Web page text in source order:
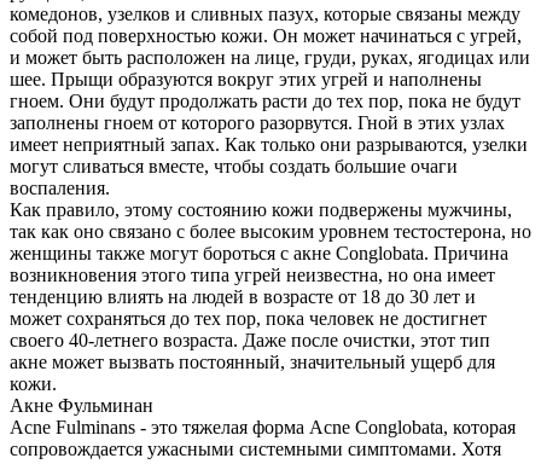
комедонов, узелков и сливных пазух, которые связаны между
собой под поверхностью кожи. Он может начинаться с угрей,
и может быть расположен на лице, груди, руках, ягодицах или
шее. Прыщи образуются вокруг этих угрей и наполнены
гноем. Они будут продолжать расти до тех пор, пока не будут
заполнены гноем от которого разорвутся. Гной в этих узлах
имеет неприятный запах. Как только они разрываются, узелки
могут сливаться вместе, чтобы создать большие очаги
воспаления.
Как правило, этому состоянию кожи подвержены мужчины,
так как оно связано с более высоким уровнем тестостерона, но
женщины также могут бороться с акне Conglobata. Причина
возникновения этого типа угрей неизвестна, но она имеет
тенденцию влиять на людей в возрасте от 18 до 30 лет и
может сохраняться до тех пор, пока человек не достигнет
своего 40-летнего возраста. Даже после очистки, этот тип
акне может вызвать постоянный, значительный ущерб для
кожи.
Акне Фульминан
Acne Fulminans - это тяжелая форма Acne Conglobata, которая
сопровождается ужасными системными симптомами. Хотя